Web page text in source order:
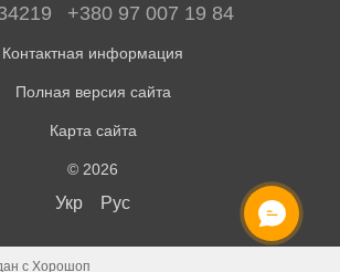
+380 97 007 19 84
Контактная информация
Полная версия сайта
Карта сайта
© 2026
Укр Рус
с Хорошоп